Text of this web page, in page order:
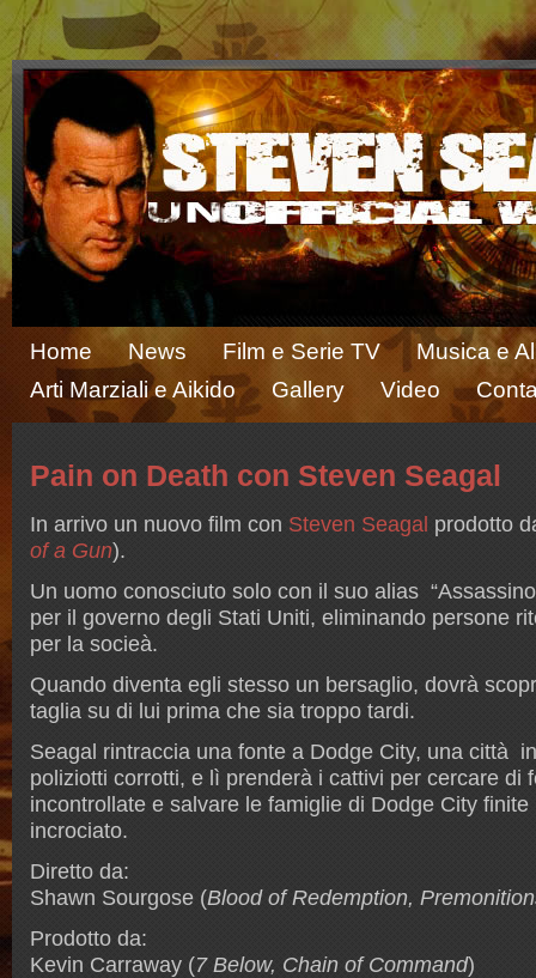
Home News Film e Serie TV
Musica e
Arti Marziali e Aikido
Gallery Video
Pain on Death con Steven Seagal
In arrivo un nuovo film con Steven Seagal prodotto
of a Gun).
Un uomo conosciuto solo con il suo alias
per il governo degli Stati Uniti, eliminando persone
per la socieà.
Quando diventa egli stesso un bersaglio, dovrà
taglia su di lui prima che sia troppo tardi.
Seagal rintraccia una fonte a Dodge City, una città
poliziotti corrotti, e lì prenderà i cattivi per cercare di
incontrollate e salvare le famiglie di Dodge City
incrociato.
Diretto da:
Shawn Sourgose (Blood of Redemption,
Prodotto da:
Kevin Carraway (7 Below, Chain of Command)